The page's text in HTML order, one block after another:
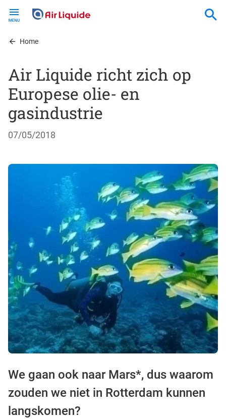
contentHome
Air Liquide richt zich op
Europese olie- en
gasindustrie
07/05/2018
We gaan ook naar Mars*, dus waarom
zouden we niet in Rotterdam kunnen
langskomen?